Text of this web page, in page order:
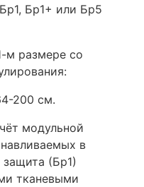
Бр1+ или Бр5
м размере со
200 см.
модульной
в
(Бр1)
тканевыми